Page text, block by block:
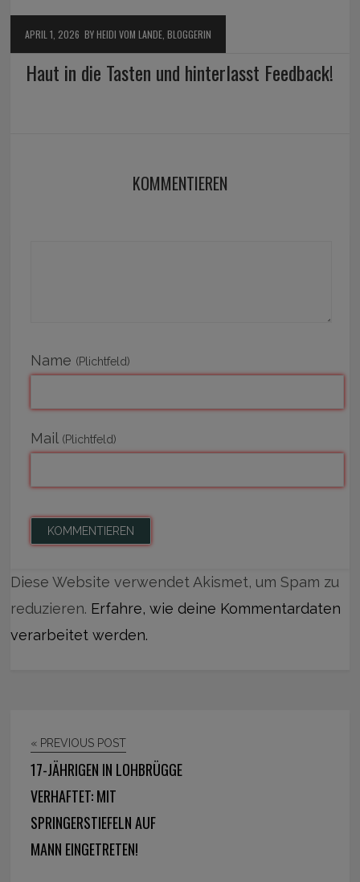
APRIL 1, 2026 BY HEIDI VOM LANDE, BLOGGERIN
Haut in die Tasten und hinterlasst Feedback!
KOMMENTIEREN
Name (Plichtfeld)
Mail (Plichtfeld)
Diese Website verwendet Akismet, um Spam zu
reduzieren. Erfahre, wie deine Kommentardaten
verarbeitet werden.
« PREVIOUS POST
17-JÄHRIGEN IN LOHBRÜGGE
VERHAFTET: MIT
SPRINGERSTIEFELN AUF
MANN EINGETRETEN!